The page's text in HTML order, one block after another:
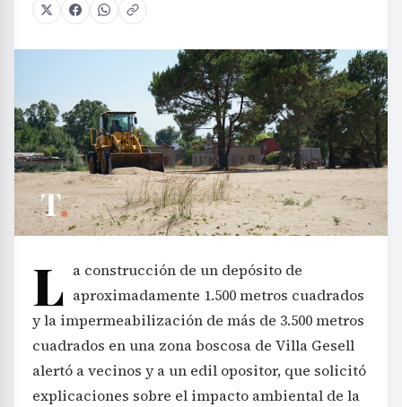
L a construcción de un depósito de
aproximadamente 1.500 metros cuadrados
y la impermeabilización de más de 3.500 metros
cuadrados en una zona boscosa de Villa Gesell
alertó a vecinos y a un edil opositor, que solicitó
explicaciones sobre el impacto ambiental de la